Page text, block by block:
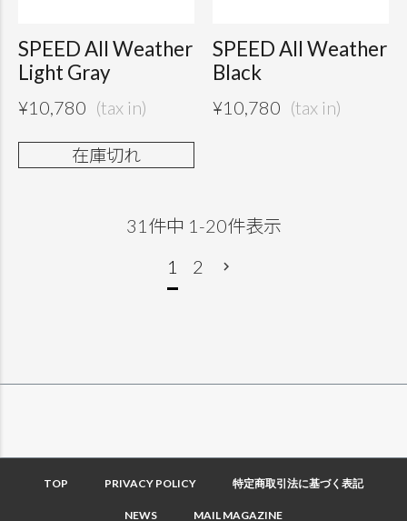
SPEED All Weather
Light Gray
¥10,780
在庫切れ
SPEED All Weather
Black
¥10,780
31 件中 1 -20件表示
1
2
TOP PRIVACY POLICY 特定商取引法に基づく表記
NEWS MAIL MAGAZINE